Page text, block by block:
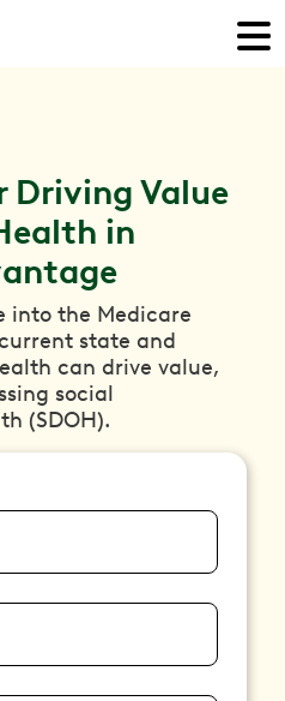
Driving Value
in
into the Medicare
state and
can drive value,
social
(SDOH).